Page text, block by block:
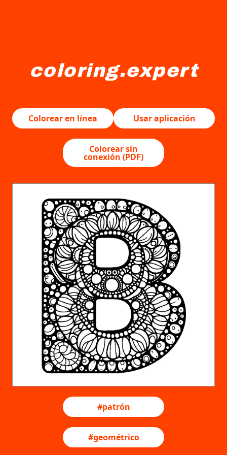
coloring.expert
Colorear en línea
Usar aplicación
Colorear sin
conexión (PDF)
#patrón
#geométrico